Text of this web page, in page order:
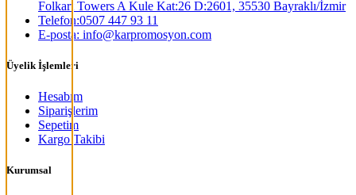
Folkart Towers A Kule Kat:26 D:2601, 35530 Bayraklı/İzmir
Telefon:0507 447 93 11
E-posta: info@karpromosyon.com
Üyelik İşlemleri
Hesabım
Siparişlerim
Sepetim
Kargo Takibi
Kurumsal